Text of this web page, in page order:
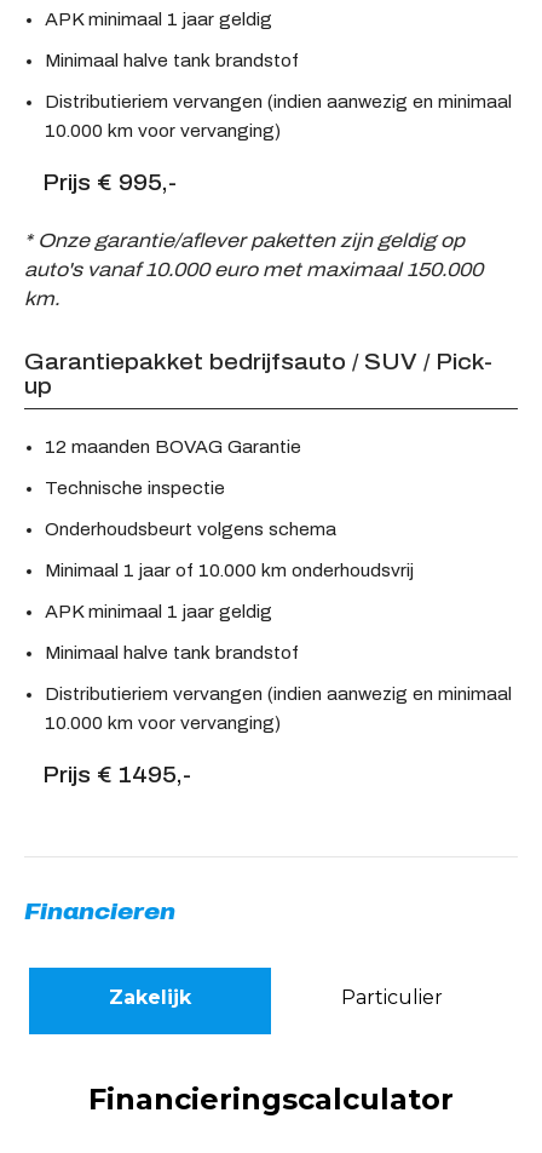
APK minimaal 1 jaar geldig
Minimaal halve tank brandstof
Distributieriem vervangen (indien aanwezig en minimaal
10.000 km voor vervanging)
Prijs € 995,-
* Onze garantie/aflever paketten zijn geldig op
auto's vanaf 10.000 euro met maximaal 150.000
km.
Garantiepakket bedrijfsauto / SUV / Pick-
up
12 maanden BOVAG Garantie
Technische inspectie
Onderhoudsbeurt volgens schema
Minimaal 1 jaar of 10.000 km onderhoudsvrij
APK minimaal 1 jaar geldig
Minimaal halve tank brandstof
Distributieriem vervangen (indien aanwezig en minimaal
10.000 km voor vervanging)
Prijs € 1495,-
Financieren